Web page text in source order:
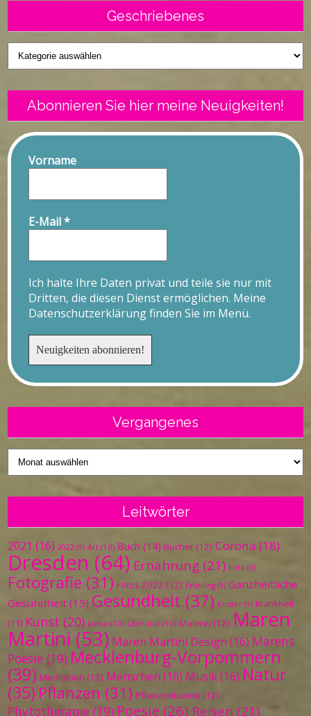
Geschriebenes
Geschriebenes
Abonnieren Sie hier meine Neuigkeiten!
Vorname
E-Mail*
Ich halte Ihre Daten privat und teile sie nur mit
Dritten, die diesen Dienst ermöglichen. Meine
Datenschutzerklärung finden Sie im Menü.
Vergangenes
Vergangenes
Leitwörter
2021 (16) 2022 (9) Art (10) Buch (14) Bücher (12) Corona (18)
Dresden (64) Ernährung (21) Foto (9)
Fotografie (31) Fotos 2022 (12) Frühling (9) Ganzheitliche
Gesundheit (15) Gesundheit (37) Kinder (9) Krankheit
(11) Kunst (20) Liebe (10) Literatur (10) Malerei (12) Maren
Martini (53) Maren Martini Design (16) Marens
Poesie (19) Mecklenburg-Vorpommern
(39) Meditation (12) Menschen (16) Musik(16) Natur
(35) Pflanzen (31) Pflanzenkunde (12)
Phytotherapie (19) Poesie (26) Reisen (21)